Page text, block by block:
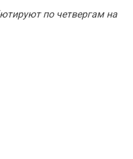
по четвергам на